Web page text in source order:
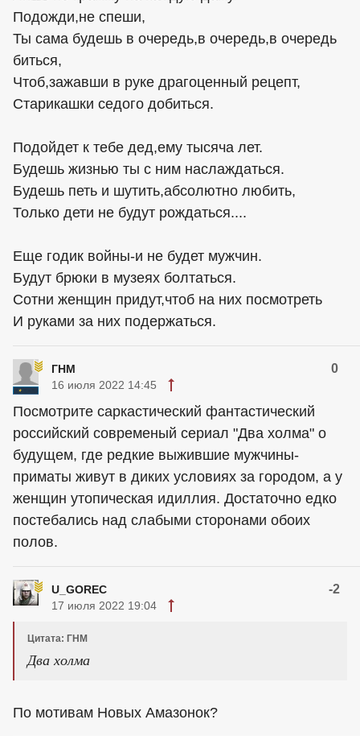
Подожди,не спеши,
Ты сама будешь в очередь,в очередь,в очередь
биться,
Чтоб,зажавши в руке драгоценный рецепт,
Старикашки седого добиться.
Подойдет к тебе дед,ему тысяча лет.
Будешь жизнью ты с ним наслаждаться.
Будешь петь и шутить,абсолютно любить,
Только дети не будут рождаться....
Еще годик войны-и не будет мужчин.
Будут брюки в музеях болтаться.
Сотни женщин придут,чтоб на них посмотреть
И руками за них подержаться.
ГНМ 0
16 июля 2022 14:45
Посмотрите саркастический фантастический
российский современый сериал "Два холма" о
будущем, где редкие выжившие мужчины-
приматы живут в диких условиях за городом, а у
женщин утопическая идиллия. Достаточно едко
постебались над слабыми сторонами обоих
полов.
U_GOREC -2
17 июля 2022 19:04
Цитата: ГНМ
Два холма
По мотивам Новых Амазонок?